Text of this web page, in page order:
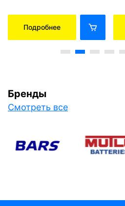
Подробнее
Бренды
Смотреть все